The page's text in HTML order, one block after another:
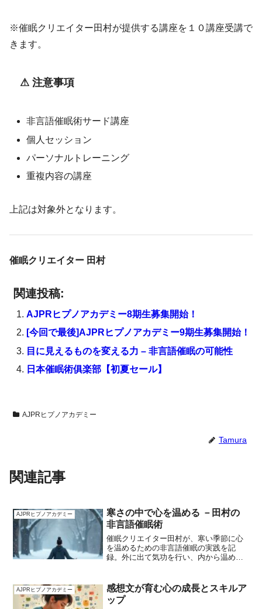
※催眠クリエイター田村が提供する講座を１０講座受講で
きます。
⚠ 注意事項
非言語催眠術サード講座
個人セッション
パーソナルトレーニング
重複内容の講座
上記は対象外となります。
催眠クリエイター 田村
関連投稿:
AJPRヒプノアカデミー8期生募集開始！
[今回で最後]AJPRヒプノアカデミー9期生募集開始！
目に見えるものを変える力 – 非言語催眠の可能性
日本催眠術俱楽部【初夏セール】
AJPRヒプノアカデミー
Tamura
関連記事
AJPRヒプノアカデミー
寒さの中で心を温める －田村の
非言語催眠術
催眠クリエイター田村が、寒い季節に心
を温めるための非言語催眠の実践を記
録。外に出て気功を行い、内から温める
AJPRヒプノアカデミー
感想文が育む心の成長とスキルア
ップ